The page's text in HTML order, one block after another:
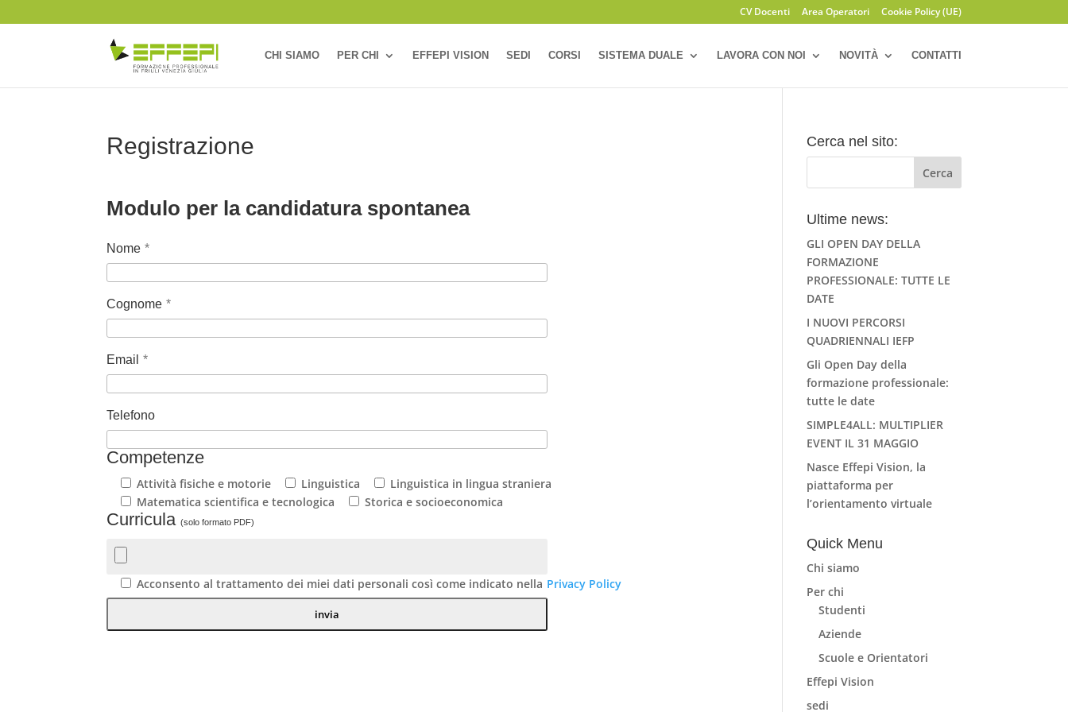
CV Docenti Area Operatori Cookie Policy (UE)
CHI SIAMO PER CHI EFFEPI VISION SEDI CORSI SISTEMA DUALE LAVORA CON NOI NOVITÀ CONTATTI
Registrazione
Modulo per la candidatura spontanea
Nome *
Cognome *
Email *
Telefono
Competenze
Attività fisiche e motorie Linguistica
Linguistica in lingua straniera
Matematica scientifica e tecnologica
Storica e socioeconomica
Curricula(solo formato PDF)
Acconsento al trattamento dei miei dati personali così come indicato nella Privacy Policy
Cerca nel sito:
Ultime news:
GLI OPEN DAY DELLA
FORMAZIONE
PROFESSIONALE: TUTTE LE
DATE
I NUOVI PERCORSI
QUADRIENNALI IEFP
Gli Open Day della
formazione professionale:
tutte le date
SIMPLE4ALL: MULTIPLIER
EVENT IL 31 MAGGIO
Nasce Effepi Vision, la
piattaforma per
l’orientamento virtuale
Quick Menu
Chi siamo
Per chi
Studenti
Aziende
Scuole e Orientatori
Effepi Vision
sedi